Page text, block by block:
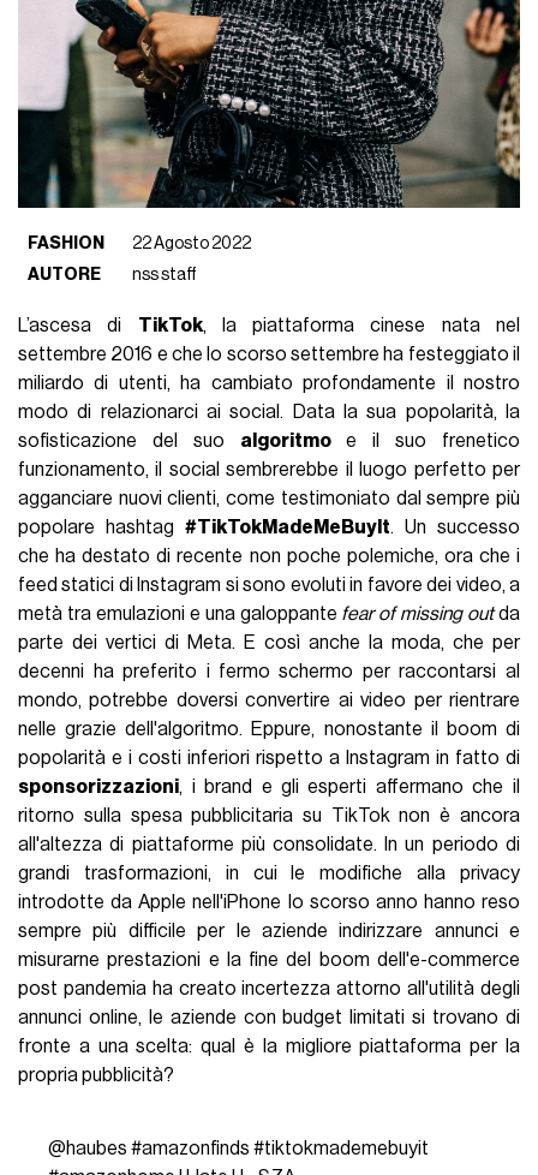
FASHION
22 Agosto 2022
AUTORE
nss staff
L’ascesa di TikTok, la piattaforma cinese nata nel
settembre 2016 e che lo scorso settembre ha festeggiato il
miliardo di utenti, ha cambiato profondamente il nostro
modo di relazionarci ai social. Data la sua popolarità, la
sofisticazione del suo algoritmoe il suo frenetico
funzionamento, il social sembrerebbe il luogo perfetto per
agganciare nuovi clienti, come testimoniato dal sempre più
popolare hashtag #TikTokMadeMeBuyIt. Un successo
che ha destato di recente non poche polemiche, ora che i
feed statici di Instagram si sono evoluti in favore dei video, a
metà tra emulazioni e una galoppante fear of missing outda
parte dei vertici di Meta. E così anche la moda, che per
decenni ha preferito i fermo schermo per raccontarsi al
mondo, potrebbe doversi convertire ai video per rientrare
nelle grazie dell'algoritmo. Eppure, nonostante il boom di
popolarità e i costi inferiori rispetto a Instagram in fatto di
sponsorizzazioni, i brand e gli esperti affermano che il
ritorno sulla spesa pubblicitaria su TikTok non è ancora
all'altezza di piattaforme più consolidate. In un periodo di
grandi trasformazioni, in cui le modifiche alla privacy
introdotte da Apple nell'iPhone lo scorso anno hanno reso
sempre più difficile per le aziende indirizzare annunci e
misurarne prestazioni e la fine del boom dell'e-commerce
post pandemia ha creato incertezza attorno all'utilità degli
annunci online, le aziende con budget limitati si trovano di
fronte a una scelta: qual è la migliore piattaforma per la
propria pubblicità?
@haubes #amazonfinds #tiktokmademebuyit